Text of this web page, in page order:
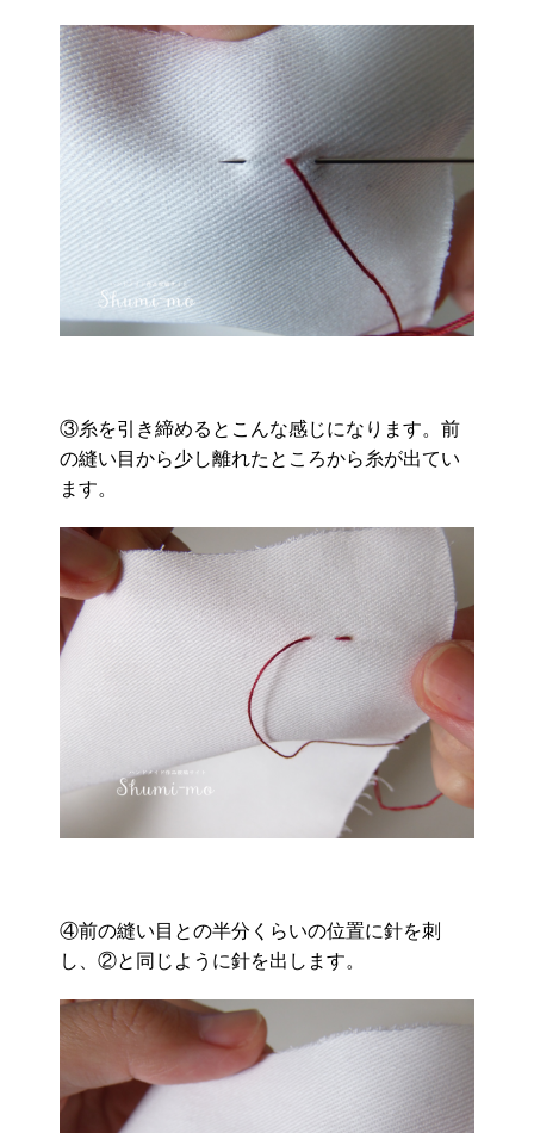
③糸を引き締めるとこんな感じになります。前
の縫い目から少し離れたところから糸が出てい
ます。
④前の縫い目との半分くらいの位置に針を刺
し、②と同じように針を出します。